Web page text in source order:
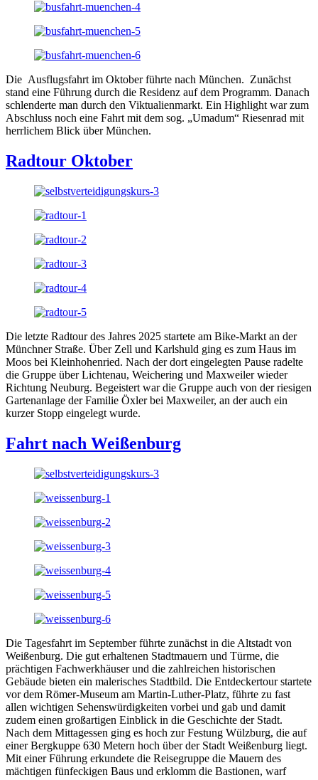
Die Ausflugsfahrt im Oktober führte nach München. Zunächst
stand eine Führung durch die Residenz auf dem Programm. Danach
schlenderte man durch den Viktualienmarkt. Ein Highlight war zum
Abschluss noch eine Fahrt mit dem sog. „Umadum“ Riesenrad mit
herrlichem Blick über München.
Radtour Oktober
Die letzte Radtour des Jahres 2025 startete am Bike-Markt an der
Münchner Straße. Über Zell und Karlshuld ging es zum Haus im
Moos bei Kleinhohenried. Nach der dort eingelegten Pause radelte
die Gruppe über Lichtenau, Weichering und Maxweiler wieder
Richtung Neuburg. Begeistert war die Gruppe auch von der riesigen
Gartenanlage der Familie Öxler bei Maxweiler, an der auch ein
kurzer Stopp eingelegt wurde.
Fahrt nach Weißenburg
Die Tagesfahrt im September führte zunächst in die Altstadt von
Weißenburg. Die gut erhaltenen Stadtmauern und Türme, die
prächtigen Fachwerkhäuser und die zahlreichen historischen
Gebäude bieten ein malerisches Stadtbild. Die Entdeckertour startete
vor dem Römer-Museum am Martin-Luther-Platz, führte zu fast
allen wichtigen Sehenswürdigkeiten vorbei und gab und damit
zudem einen großartigen Einblick in die Geschichte der Stadt.
Nach dem Mittagessen ging es hoch zur Festung Wülzburg, die auf
einer Bergkuppe 630 Metern hoch über der Stadt Weißenburg liegt.
Mit einer Führung erkundete die Reisegruppe die Mauern des
mächtigen fünfeckigen Baus und erklomm die Bastionen, warf